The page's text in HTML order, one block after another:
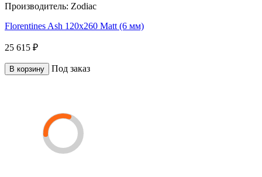
Производитель: Zodiac
Florentines Ash 120x260 Matt (6 мм)
25 615 ₽
В корзину Под заказ